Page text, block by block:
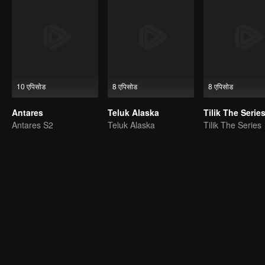
10 एपिसोड
Antares
Antares S2
8 एपिसोड
Teluk Alaska
Teluk Alaska
8 एपिसोड
Tilik The Series
Tilik The Series